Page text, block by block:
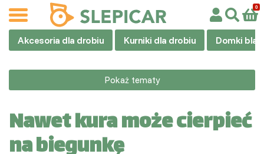
Akcesoria dla drobiu Kurniki dla drobiu Domki
Pokaż tematy
Nawet kura może cierpieć